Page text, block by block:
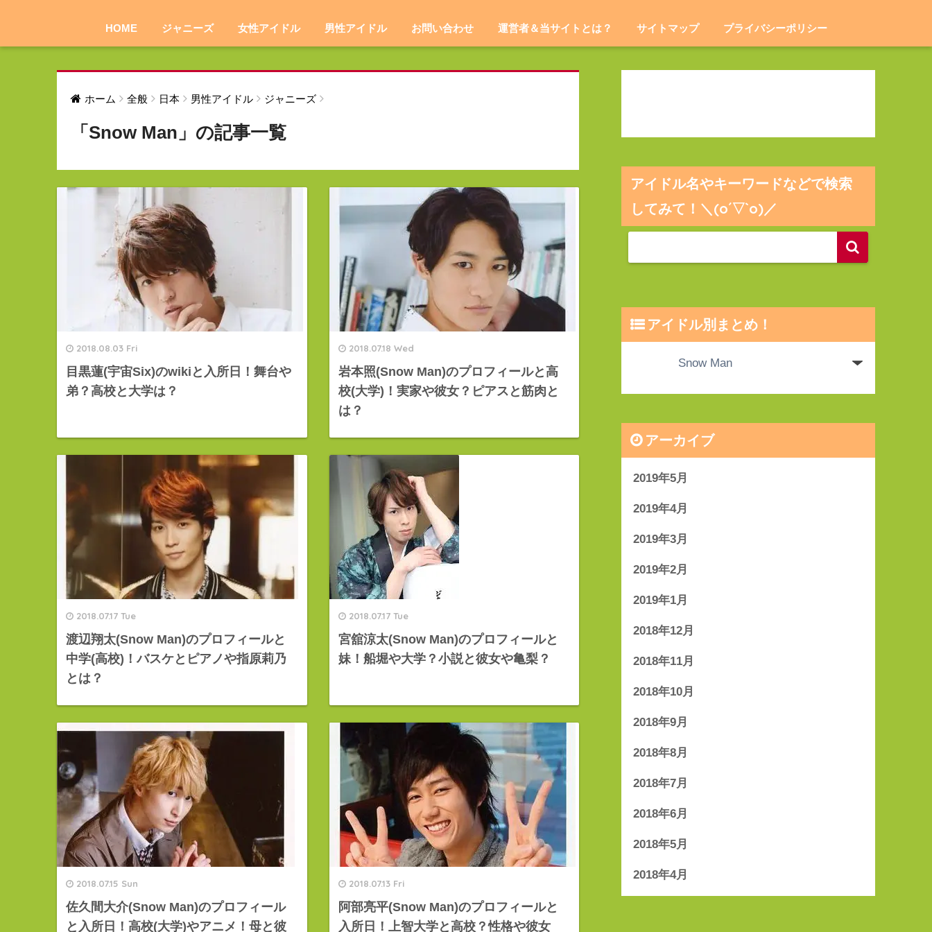
HOME ジャニーズ 女性アイドル 男性アイドル お問い合わせ 運営者＆当サイトとは？ サイトマップ プライバシーポリシー
ホーム 全般 日本 男性アイドル ジャニーズ
「Snow Man」の記事一覧
2018.08.03 Fri
目黒蓮(宇宙Six)のwikiと入所日！舞台や
弟？高校と大学は？
2018.07.18 Wed
岩本照(Snow Man)のプロフィールと高
校(大学)！実家や彼女？ピアスと筋肉と
は？
2018.07.17 Tue
渡辺翔太(Snow Man)のプロフィールと
中学(高校)！バスケとピアノや指原莉乃
とは？
2018.07.17 Tue
宮舘涼太(Snow Man)のプロフィールと
妹！船堀や大学？小説と彼女や亀梨？
2018.07.15 Sun
佐久間大介(Snow Man)のプロフィール
と入所日！高校(大学)やアニメ！母と彼
2018.07.13 Fri
阿部亮平(Snow Man)のプロフィールと
入所日！上智大学と高校？性格や彼女
アイドル名やキーワードなどで検索
してみて！＼(o´▽`o)／
アイドル別まとめ！
アーカイブ
2019年5月
2019年4月
2019年3月
2019年2月
2019年1月
2018年12月
2018年11月
2018年10月
2018年9月
2018年8月
2018年7月
2018年6月
2018年5月
2018年4月